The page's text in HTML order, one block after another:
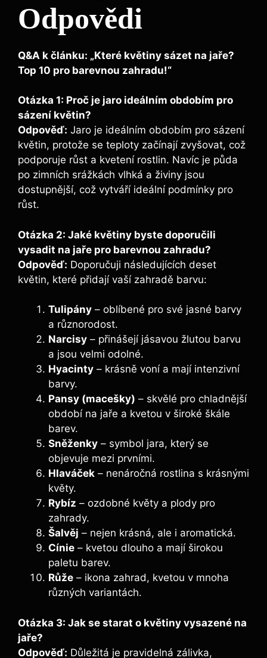
Odpovědi
Q&A k článku: „Které květiny sázet na jaře?
Top 10 pro barevnou zahradu!“
Otázka 1: Proč je jaro ideálním obdobím pro
sázení květin?
Odpověď: Jaro je ideálním obdobím pro sázení
květin, protože se teploty začínají zvyšovat, což
podporuje růst a kvetení rostlin. Navíc je půda
po zimních srážkách vlhká a živiny jsou
dostupnější, což vytváří ideální podmínky pro
růst.
Otázka 2: Jaké květiny byste doporučili
vysadit na jaře pro barevnou zahradu?
Odpověď: Doporučuji následujících deset
květin, které přidají vaší zahradě barvu:
Tulipány – oblíbené pro své jasné barvy
a různorodost.
Narcisy – přinášejí jásavou žlutou barvu
a jsou velmi odolné.
Hyacinty – krásně voní a mají intenzivní
barvy.
Pansy (macešky) – skvělé pro chladnější
období na jaře a kvetou v široké škále
barev.
Sněženky – symbol jara, který se
objevuje mezi prvními.
Hlaváček – nenáročná rostlina s krásnými
květy.
Rybíz – ozdobné květy a plody pro
zahrady.
Šalvěj – nejen krásná, ale i aromatická.
Cínie – kvetou dlouho a mají širokou
paletu barev.
Růže – ikona zahrad, kvetou v mnoha
různých variantách.
Otázka 3: Jak se starat o květiny vysazené na
jaře?
Odpověď: Důležitá je pravidelná zálivka,